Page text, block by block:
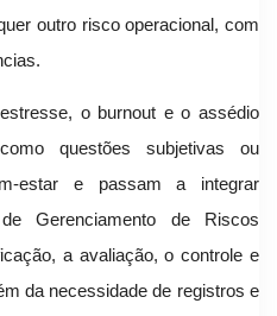
outro risco operacional, com
o burnout e o assédio
questões subjetivas ou
estar e passam a integrar
Gerenciamento de Riscos
a avaliação, o controle e
da necessidade de registros e